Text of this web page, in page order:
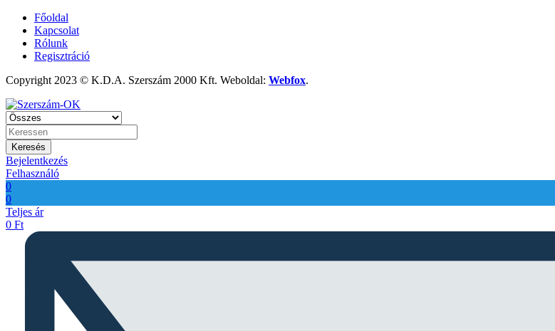
Főoldal
Kapcsolat
Rólunk
Regisztráció
Copyright 2023 © K.D.A. Szerszám 2000 Kft. Weboldal: Webfox.
Keresés
Bejelentkezés
Felhasználó
0
0
Teljes ár
0 Ft